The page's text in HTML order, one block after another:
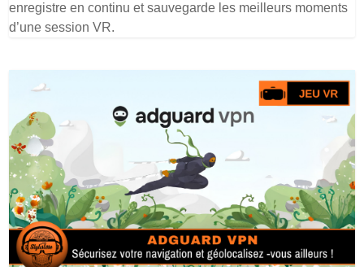
enregistre en continu et sauvegarde les meilleurs moments
d’une session VR.